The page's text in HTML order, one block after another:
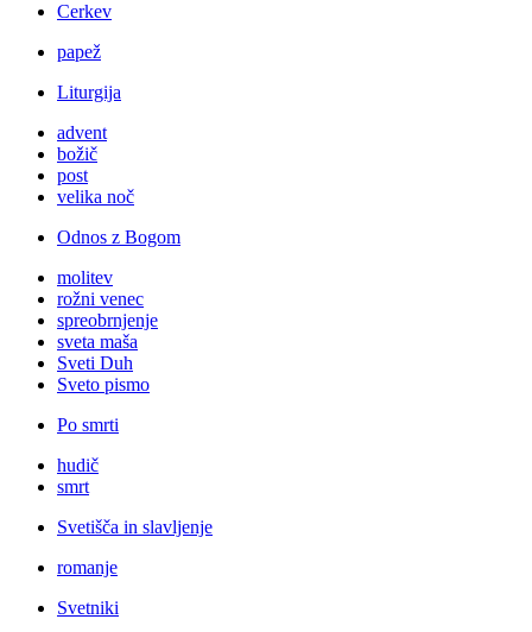
Cerkev
papež
Liturgija
advent
božič
post
velika noč
Odnos z Bogom
molitev
rožni venec
spreobrnjenje
sveta maša
Sveti Duh
Sveto pismo
Po smrti
hudič
smrt
Svetišča in slavljenje
romanje
Svetniki